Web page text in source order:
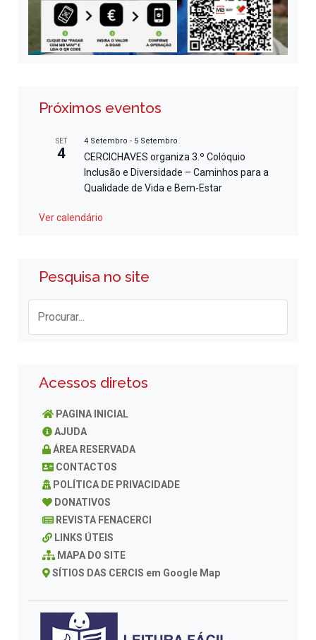
Próximos eventos
SET
4
4 Setembro - 5 Setembro
CERCICHAVES organiza 3.º Colóquio
Inclusão e Diversidade – Caminhos para a
Qualidade de Vida e Bem-Estar
Ver calendário
Pesquisa no site
Acessos diretos
PAGINA INICIAL
AJUDA
ÁREA RESERVADA
CONTACTOS
POLÍTICA DE PRIVACIDADE
DONATIVOS
REVISTA FENACERCI
LINKS ÚTEIS
MAPA DO SITE
SÍTIOS DAS CERCIS em Google Map